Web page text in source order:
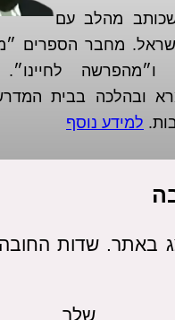
שכותב מהלב עם
מחבר הספרים
לחיינו״.
ובהלכה בבית
למידע נוסף
באתר. שדות